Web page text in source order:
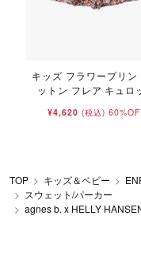
キッズ フラワープリン
ットン フレア キュロ
¥4,620 (税込)
TOP キッズ＆ベビー
スウェット/パーカー
agnes b. x HELLY